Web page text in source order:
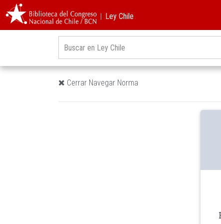
︱Ley Chile
Cerrar Navegar Norma